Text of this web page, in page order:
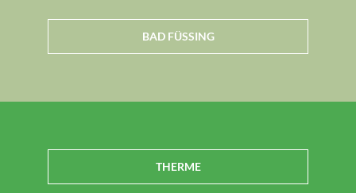
BAD FÜSSING
THERME